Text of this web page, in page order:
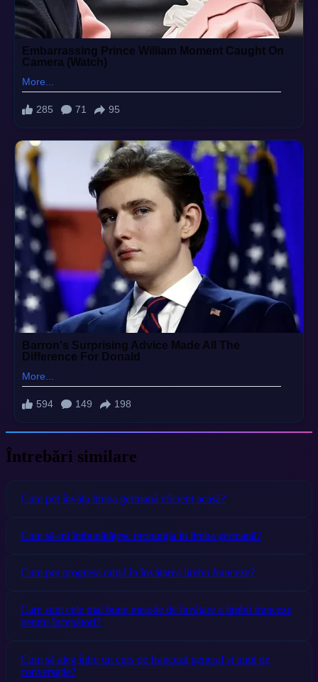
Întrebări similare
Cum pot învăța limba germană eficient acasă?
Cum să-mi îmbunătățesc pronunția în limba germană?
Cum pot progresa rapid în învățarea limbii franceze?
Care sunt cele mai bune metode de învățare a limbii franceze
pentru începători?
Cum să aleg între un curs de franceză general și unul de
conversație?